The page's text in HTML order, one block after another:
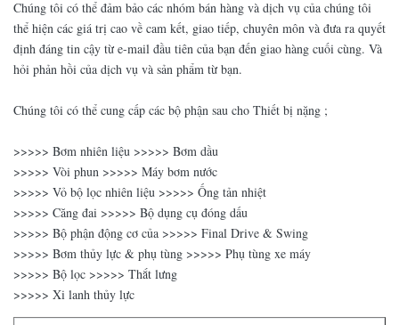
Chúng tôi có thể đảm bảo các nhóm bán hàng và dịch vụ của chúng tôi
thể hiện các giá trị cao về cam kết, giao tiếp, chuyên môn và đưa ra quyết
định đáng tin cậy từ e-mail đầu tiên của bạn đến giao hàng cuối cùng. Và
hỏi phản hồi của dịch vụ và sản phẩm từ bạn.
Chúng tôi có thể cung cấp các bộ phận sau cho Thiết bị nặng ;
>>>>> Bơm nhiên liệu >>>>> Bơm dầu
>>>>> Vòi phun >>>>> Máy bơm nước
>>>>> Vỏ bộ lọc nhiên liệu >>>>> Ống tản nhiệt
>>>>> Căng đai >>>>> Bộ dụng cụ đóng dấu
>>>>> Bộ phận động cơ của >>>>> Final Drive & Swing
>>>>> Bơm thủy lực & phụ tùng >>>>> Phụ tùng xe máy
>>>>> Bộ lọc >>>>> Thắt lưng
>>>>> Xi lanh thủy lực